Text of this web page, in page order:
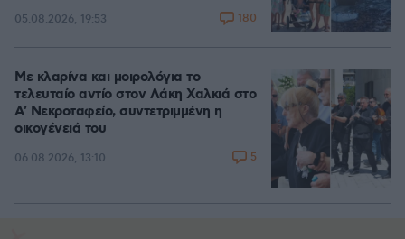
05.08.2026, 19:53 180
Με κλαρίνα και μοιρολόγια το
τελευταίο αντίο στον Λάκη Χαλκιά στο
A' Νεκροταφείο, συντετριμμένη η
οικογένειά του
06.08.2026, 13:10 5